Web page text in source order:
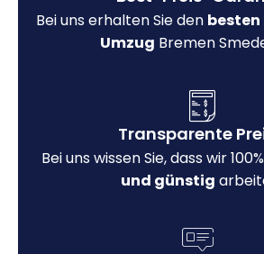
Bei uns erhalten Sie den besten
Umzug Bremen
Transparente
Bei uns wissen Sie, dass wir 100%
und günstig